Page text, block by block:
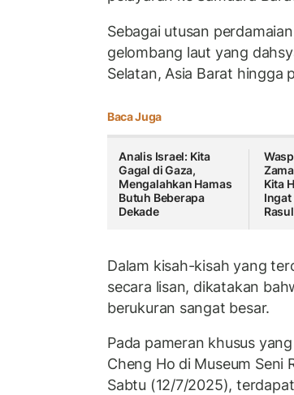
Sebagai utusan
gelombang laut yang
Selatan, Asia Barat hingga
Baca Juga
Analis Israel: Kita
Gagal di Gaza,
Mengalahkan Hamas
Butuh Beberapa
Dekade
Kita
Ingat
Dalam kisah-kisah yang
secara lisan, dikatakan
berukuran sangat besar.
Pada pameran khusus
Cheng Ho di Museum Seni
Sabtu (12/7/2025),